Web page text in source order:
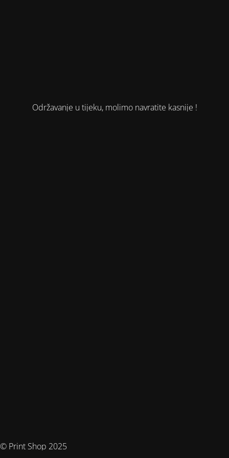
Održavanje u tijeku, molimo navratite kasnije !
© Print Shop 2025